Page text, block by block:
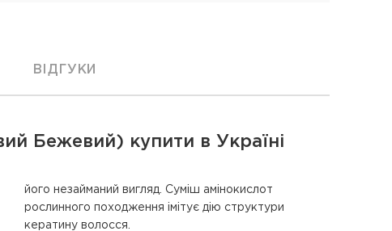
ВІДГУКИ
Бежевий) купити в Україні
кератину волосся.